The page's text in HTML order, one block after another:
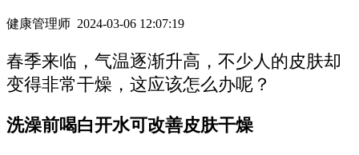
健康管理师 2024-03-06 12:07:19
春季来临，气温逐渐升高，不少人的皮肤却
变得非常干燥，这应该怎么办呢？
洗澡前喝白开水可改善皮肤干燥